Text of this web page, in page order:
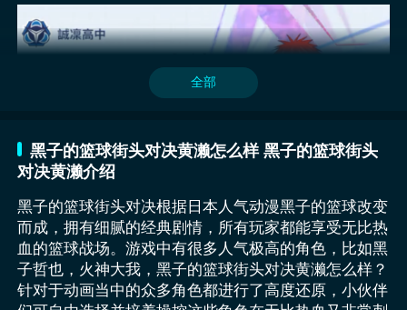
这款游戏提供了丰富的玩法模式，而最受玩家青睐的便
下，每一场比赛都充满了不确定性，竞争十分激烈。除
了3V3，1V1、2V2以及天梯赛等模式也为玩家带来了
各具特色的体验，确保每个人都能找到最符合自己风格
的玩法。与此同时，游戏的剧情模式完美还原了动漫中
的经典情节，玩家将亲自操控主角们，亲历从夏季赛到
冬季杯的每一场关键对决。
升队友空位出手成功率，作为控卫，其基础速度与抢断
率均属顶级，配合精准预判天赋可频繁触发快攻反击，
会，而在天梯赛中，与伊月俊组成的双控卫阵容能打出
安卓用户可以直接点击链接下载安装，而iOS用户则需
前往交易猫官方网站进行交易。无论你使用的是安卓还
是iOS设备，交易猫都能为你提供丰富的《街头篮球》
账号交易服务，确保交易安全顺畅。
猫作为一个较为成熟的数字账号交易服务平台，其提供
的实名认证机制有效降低了交易欺诈的概率。每位入驻
交易猫的卖家必须通过身份认证之后方可上架商品，平
台在后台进行人工+系统审核，多重认证机制能在源头
上保障账号信息的合法性与真实性。对于购买者而言，
这种机制不但提升了交易的透明度，也增加了对卖方账
号的信任程度，避免因信息不符或虚假账号导致的后续
问题，为用户节省大量不必要的沟通成本，提升整体交
火神凭借着独特的性能受到无数人的追捧此，此角色拥
有着出色的技能，其中一技能的名字叫做瞬突速投，在
实际对战的过程当中，想要停止，只要使用此技能就能
全部
黑子的篮球街头对决黄濑怎么样 黑子的篮球街头
对决黄濑介绍
黑子的篮球街头对决根据日本人气动漫黑子的篮球改变
而成，拥有细腻的经典剧情，所有玩家都能享受无比热
血的篮球战场。游戏中有很多人气极高的角色，比如黑
子哲也，火神大我，黑子的篮球街头对决黄濑怎么样？
针对于动画当中的众多角色都进行了高度还原，小伙伴